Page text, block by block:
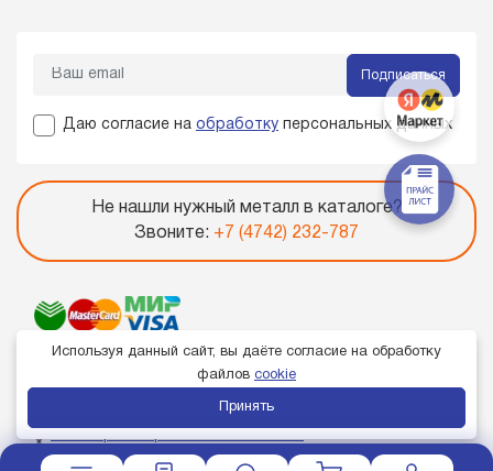
Подписаться
Даю согласие на обработку персональных данных
Не нашли нужный металл в каталоге?
Звоните: +7 (4742) 232-787
Используя данный сайт, вы даёте согласие на обработку
файлов cookie
Принять